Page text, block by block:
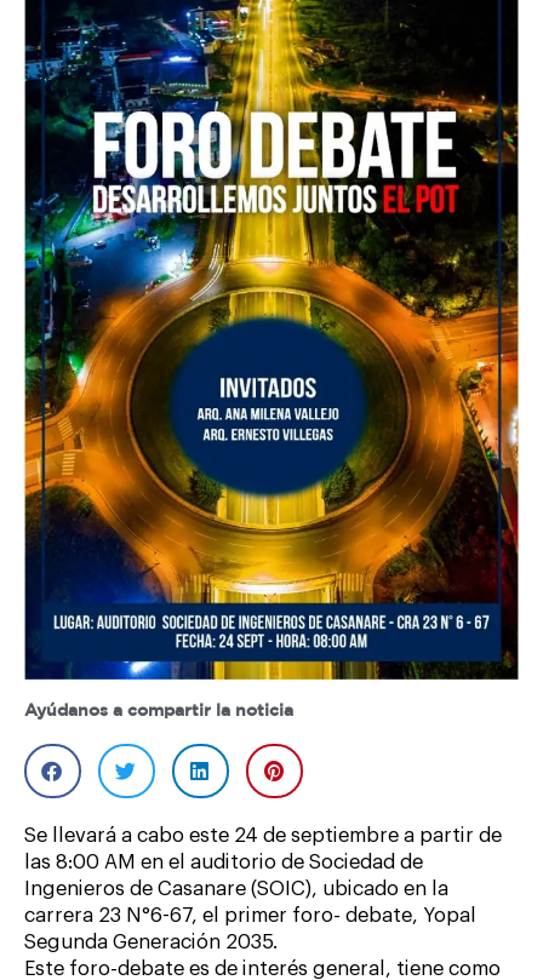
Ayúdanos a compartir la noticia
Se llevará a cabo este 24 de septiembre a partir de
las 8:00 AM en el auditorio de Sociedad de
Ingenieros de Casanare (SOIC), ubicado en la
carrera 23 N°6-67, el primer foro- debate, Yopal
Segunda Generación 2035.
Este foro-debate es de interés general, tiene como